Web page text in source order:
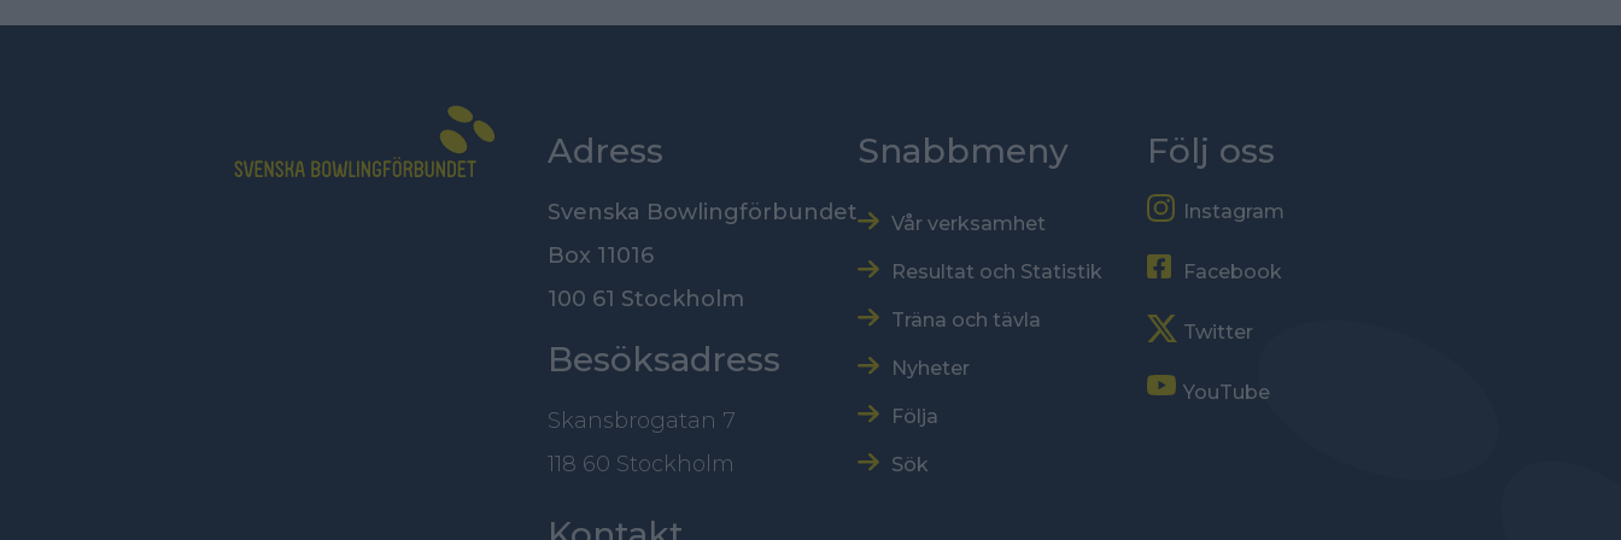
Adress
Svenska Bowlingförbundet
Box 11016
100 61 Stockholm
Besöksadress
Skansbrogatan 7
118 60 Stockholm
Snabbmeny
Vår verksamhet
Resultat och Statistik
Träna och tävla
Nyheter
Följa
Sök
Följ oss
Instagram
Facebook
Twitter
YouTube